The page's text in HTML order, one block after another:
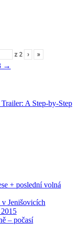
z 2 › »
→
A Step-by-Step
+ poslední volná
Jenišovicích
– počasí